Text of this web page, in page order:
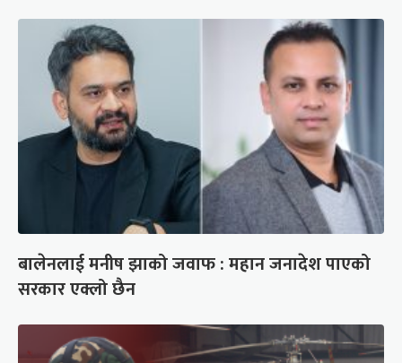
बालेनलाई मनीष झाको जवाफ : महान जनादेश पाएको
सरकार एक्लो छैन